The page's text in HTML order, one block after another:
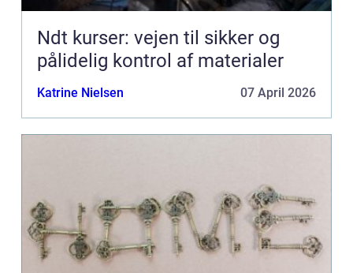
Ndt kurser: vejen til sikker og
pålidelig kontrol af materialer
Katrine Nielsen 07 April 2026